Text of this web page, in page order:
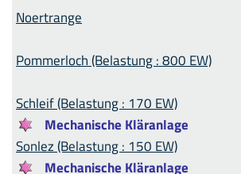
Noertrange
Pommerloch (Belastung : 800 EW)
Schleif (Belastung : 170 EW)
Mechanische Kläranlage
Sonlez (Belastung : 150 EW)
Mechanische Kläranlage